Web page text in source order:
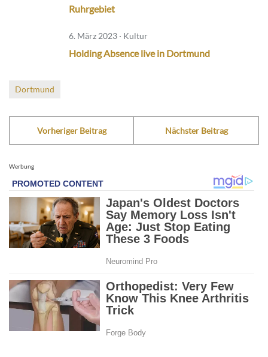
Ruhrgebiet
6. März 2023 · Kultur
Holding Absence live in Dortmund
Dortmund
Vorheriger Beitrag Nächster Beitrag
Werbung